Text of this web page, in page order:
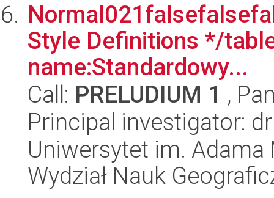
Style Definitions */
name:Standardowy...
Call: PRELUDIUM 1 ,
Principal investigator:
Uniwersytet im.
Wydział Nauk